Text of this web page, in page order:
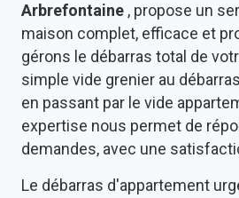
Arbrefontaine , propose un
maison complet, efficace et
gérons le débarras total de
simple vide grenier au
en passant par le vide
expertise nous permet de
demandes, avec une
Le débarras d'appartement